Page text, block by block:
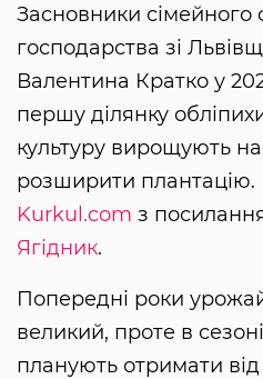
Засновники сімейного
господарства зі
Валентина Кратко у
першу ділянку
культуру вирощують
розширити
Kurkul.com з
Ягідник.
Попередні роки
великий, проте в
планують отримати